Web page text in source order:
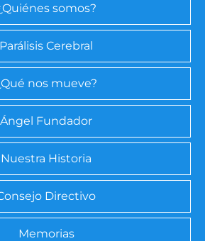
somos?
Parálisis Cerebral
nos mueve?
Ángel Fundador
Nuestra Historia
Directivo
Memorias